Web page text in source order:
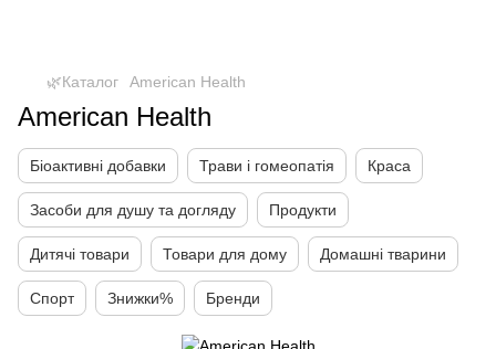
🌿Каталог American Health
American Health
Біоактивні добавки Трави і гомеопатія Краса
Засоби для душу та догляду Продукти
Дитячі товари Товари для дому Домашні тварини
Спорт Знижки% Бренди